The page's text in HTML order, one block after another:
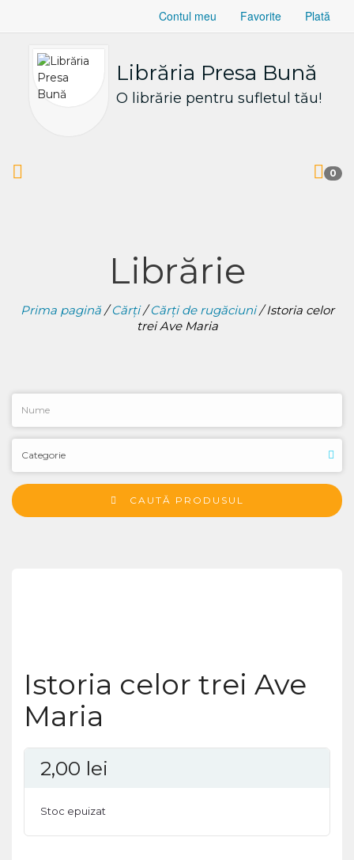
Contul meu Favorite Plată
Librăria Presa Bună
O librărie pentru sufletul tău!
0
Librărie
Prima pagină/Cărți/Cărți de rugăciuni/ Istoria celor
trei Ave Maria
CAUTĂ PRODUSUL
Istoria celor trei Ave
Maria
2,00 lei
Stoc epuizat